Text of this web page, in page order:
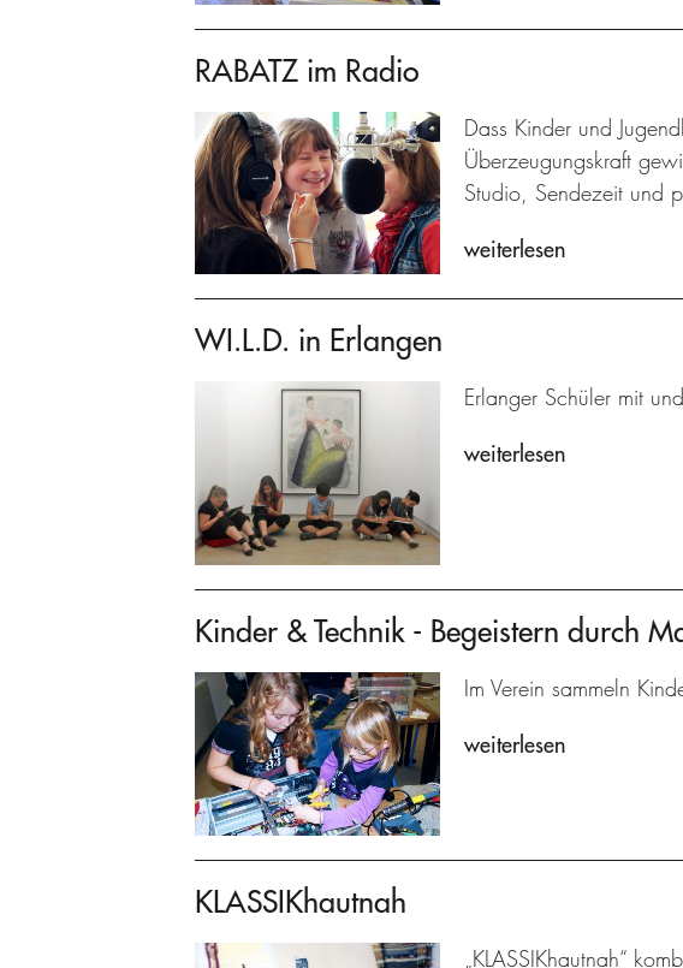
RABATZ im Radio
Dass Kinder und
Überzeugungskraft
Studio, Sendezeit und
weiterlesen
WI.L.D. in Erlangen
Erlanger Schüler mit
weiterlesen
Kinder & Technik - Begeistern durch
Im Verein sammeln
weiterlesen
KLASSIKhautnah
„KLASSIKhautnah“